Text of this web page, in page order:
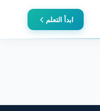
ابدأ التعلم